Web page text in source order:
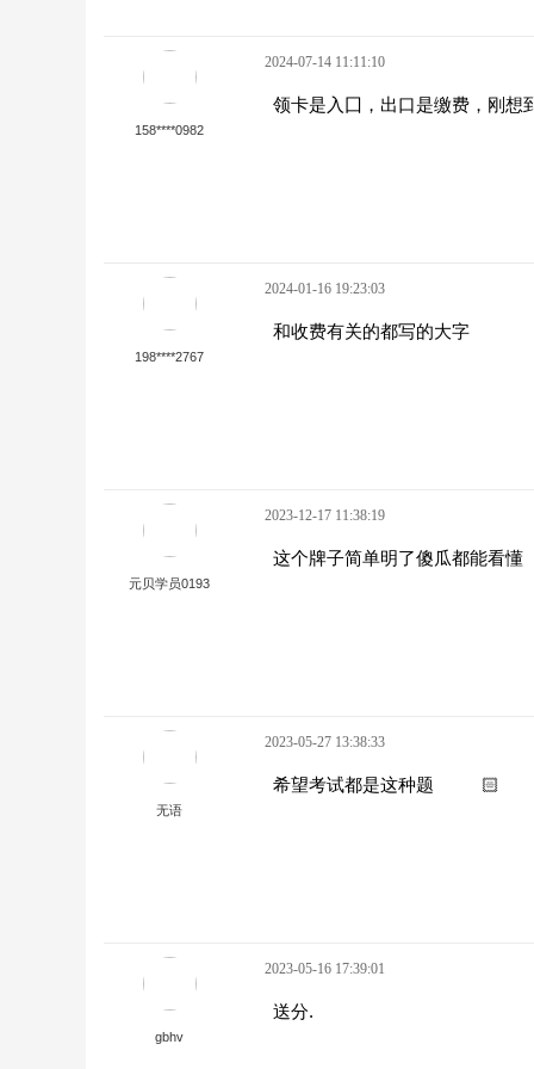
158****0982
2024-07-14 11:11:10
领卡是入囗，出口是缴费，刚想
198****2767
2024-01-16 19:23:03
和收费有关的都写的大字
元贝学员0193
2023-12-17 11:38:19
这个牌子简单明了傻瓜都能看懂
无语
2023-05-27 13:38:33
希望考试都是这种题 🏻
gbhv
2023-05-16 17:39:01
送分.